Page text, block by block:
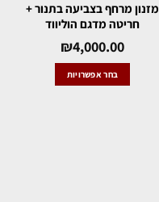
מזנון מרחף בצביעה בתנור +
חריטה מדגם הוליווד
₪4,000.00
בחר אפשרויות